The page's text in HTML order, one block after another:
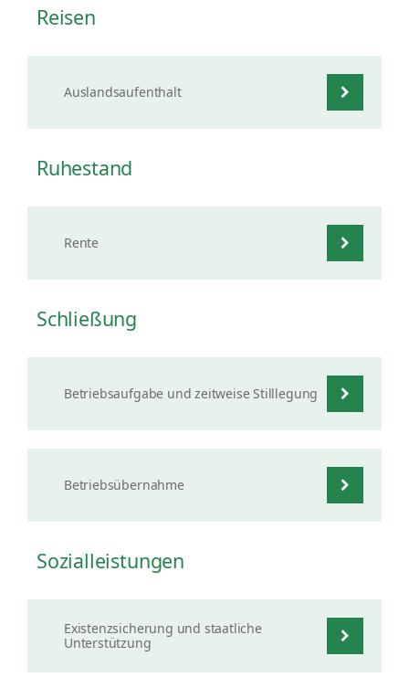
Reisen
Auslandsaufenthalt
Ruhestand
Rente
Schließung
Betriebsaufgabe und zeitweise Stilllegung
Betriebsübernahme
Sozialleistungen
Existenzsicherung und staatliche
Unterstützung